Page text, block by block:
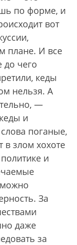
по форме, и
вот
плане. И все
до чего
кеды
нельзя. А
—
и
поганые,
в злом хохоте
и
За
даже
за